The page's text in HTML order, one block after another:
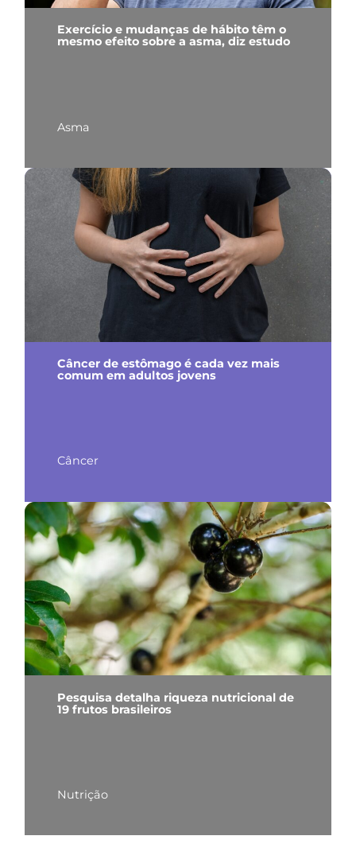
Exercício e mudanças de hábito têm o
mesmo efeito sobre a asma, diz estudo
Asma
Câncer de estômago é cada vez mais
comum em adultos jovens
Câncer
Pesquisa detalha riqueza nutricional de
19 frutos brasileiros
Nutrição